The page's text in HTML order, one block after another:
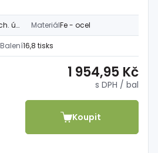
Bez povrch. úpravy MateriálFe - ocel
Balení16,8 tisks
1 954,95 Kč
s DPH / bal
Koupit